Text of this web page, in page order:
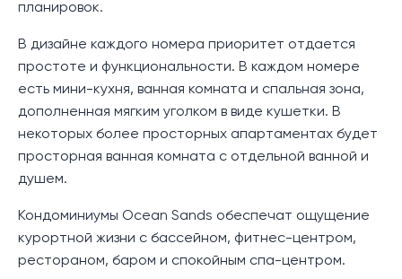
планировок.
В дизайне каждого номера приоритет отдается
простоте и функциональности. В каждом номере
есть мини-кухня, ванная комната и спальная зона,
дополненная мягким уголком в виде кушетки. В
некоторых более просторных апартаментах будет
просторная ванная комната с отдельной ванной и
душем.
Кондоминиумы Ocean Sands обеспечат ощущение
курортной жизни с бассейном, фитнес-центром,
рестораном, баром и спокойным спа-центром.